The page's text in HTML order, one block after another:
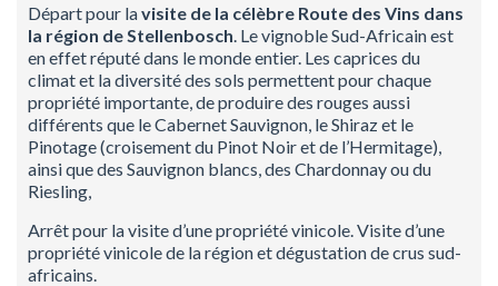
Départ pour lavisite de la célèbre Route des Vins dans
la région de Stellenbosch . Le vignoble Sud-Africain est
en effet réputé dans le monde entier. Les caprices du
climat et la diversité des sols permettent pour chaque
propriété importante, de produire des rouges aussi
différents que le Cabernet Sauvignon, le Shiraz et le
Pinotage (croisement du Pinot Noir et de l’Hermitage),
ainsi que des Sauvignon blancs, des Chardonnay ou du
Riesling,
Arrêt pour la visite d’une propriété vinicole. Visite d’une
propriété vinicole de la région et dégustation de crus sud-
africains.